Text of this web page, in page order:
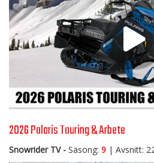
2026 Polaris Touring & Arbete
Snowrider TV - Säsong: 9 | Avsnitt: